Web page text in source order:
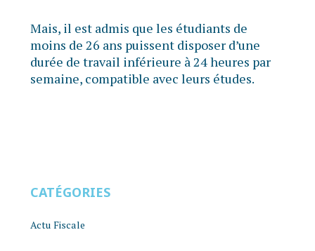
Mais, il est admis que les étudiants de
moins de 26 ans puissent disposer d’une
durée de travail inférieure à 24 heures par
semaine, compatible avec leurs études.
CATÉGORIES
Actu Fiscale